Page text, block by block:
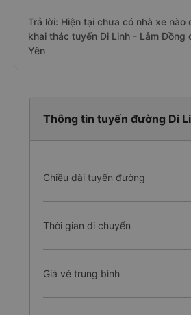
Trả lời: Hiện tại chưa có nhà xe nào
khai thác tuyến Di Linh - Lâm Đồng
Yên
Thông tin tuyến đường Di
Chiều dài tuyến đường
Thời gian di chuyển
Giá vé trung bình